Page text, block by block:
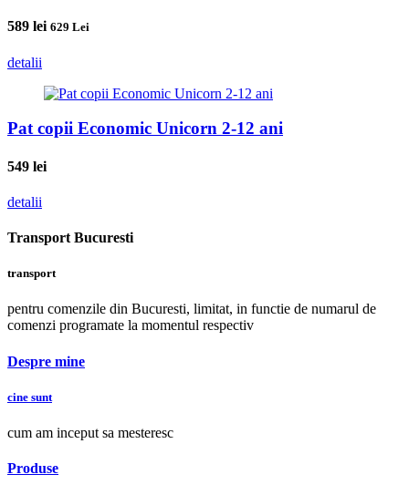
589 lei 629 Lei
detalii
Pat copii Economic Unicorn 2-12 ani
549 lei
detalii
Transport Bucuresti
transport
pentru comenzile din Bucuresti, limitat, in functie de numarul de
comenzi programate la momentul respectiv
Despre mine
cine sunt
cum am inceput sa mesteresc
Produse